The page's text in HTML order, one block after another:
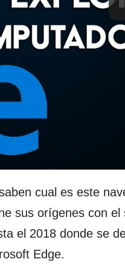
cual es este
sus orígenes con
el 2018 donde se
Edge.